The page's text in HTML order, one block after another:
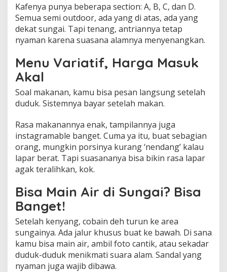
Kafenya punya beberapa section: A, B, C, dan D.
Semua semi outdoor, ada yang di atas, ada yang
dekat sungai. Tapi tenang, antriannya tetap
nyaman karena suasana alamnya menyenangkan.
Menu Variatif, Harga Masuk
Akal
Soal makanan, kamu bisa pesan langsung setelah
duduk. Sistemnya bayar setelah makan.
Rasa makanannya enak, tampilannya juga
instagramable banget. Cuma ya itu, buat sebagian
orang, mungkin porsinya kurang ‘nendang’ kalau
lapar berat. Tapi suasananya bisa bikin rasa lapar
agak teralihkan, kok.
Bisa Main Air di Sungai? Bisa
Banget!
Setelah kenyang, cobain deh turun ke area
sungainya. Ada jalur khusus buat ke bawah. Di sana
kamu bisa main air, ambil foto cantik, atau sekadar
duduk-duduk menikmati suara alam. Sandal yang
nyaman juga wajib dibawa.